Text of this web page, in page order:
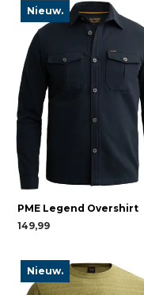
Nieuw.
PME Legend Overshirt
149,99
Nieuw.